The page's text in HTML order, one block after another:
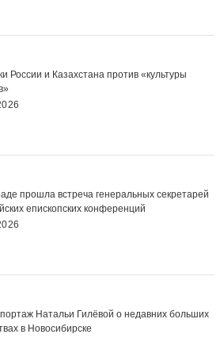
России и Казахстана против «культуры
прошла встреча генеральных секретарей
епископских конференций
Натальи Гилёвой о недавних больших
в Новосибирске